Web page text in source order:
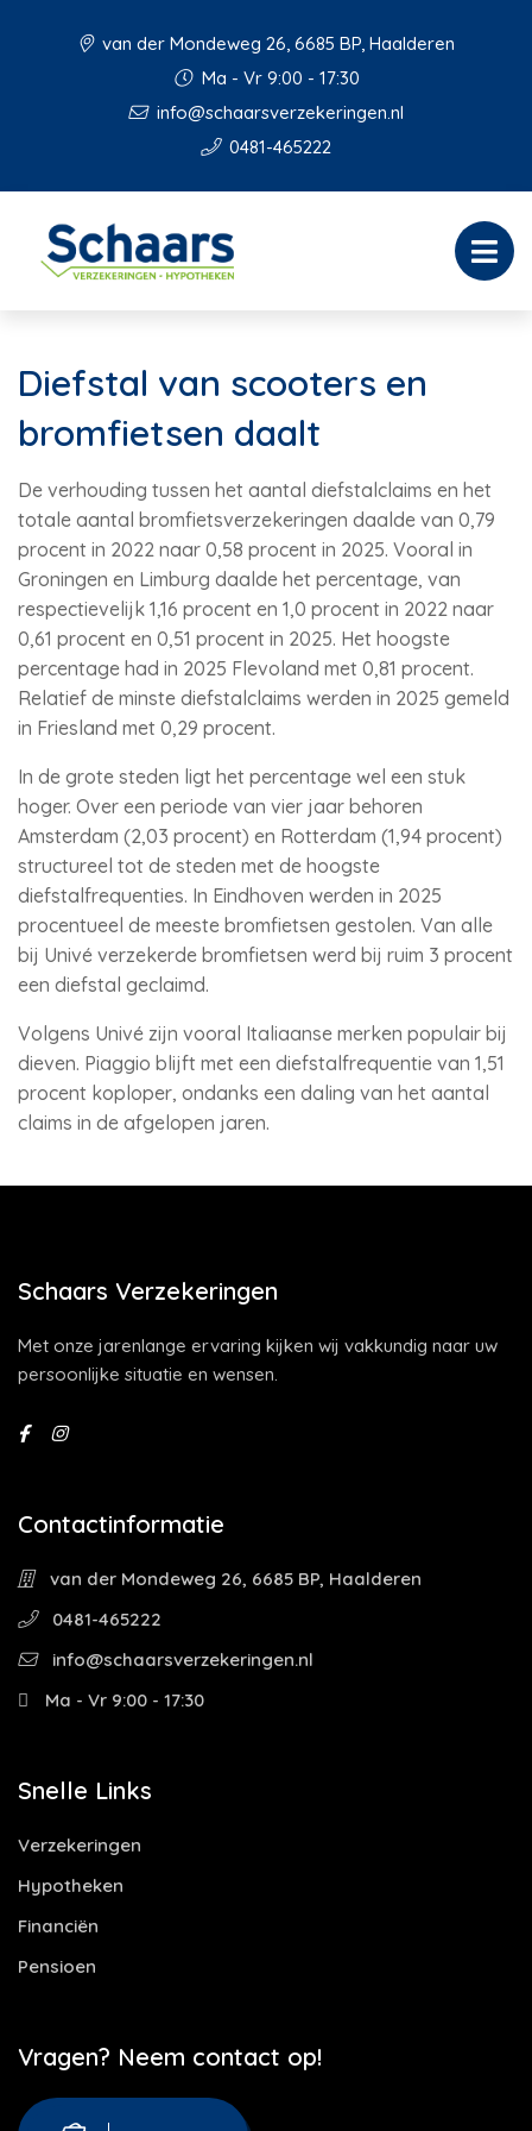
van der Mondeweg 26, 6685 BP, Haalderen
Ma - Vr 9:00 - 17:30
info@schaarsverzekeringen.nl
0481-465222
Diefstal van scooters en
bromfietsen daalt
De verhouding tussen het aantal diefstalclaims en het
totale aantal bromfietsverzekeringen daalde van 0,79
procent in 2022 naar 0,58 procent in 2025. Vooral in
Groningen en Limburg daalde het percentage, van
respectievelijk 1,16 procent en 1,0 procent in 2022 naar
0,61 procent en 0,51 procent in 2025. Het hoogste
percentage had in 2025 Flevoland met 0,81 procent.
Relatief de minste diefstalclaims werden in 2025 gemeld
in Friesland met 0,29 procent.
In de grote steden ligt het percentage wel een stuk
hoger. Over een periode van vier jaar behoren
Amsterdam (2,03 procent) en Rotterdam (1,94 procent)
structureel tot de steden met de hoogste
diefstalfrequenties. In Eindhoven werden in 2025
procentueel de meeste bromfietsen gestolen. Van alle
bij Univé verzekerde bromfietsen werd bij ruim 3 procent
een diefstal geclaimd.
Volgens Univé zijn vooral Italiaanse merken populair bij
dieven. Piaggio blijft met een diefstalfrequentie van 1,51
procent koploper, ondanks een daling van het aantal
claims in de afgelopen jaren.
Schaars Verzekeringen
Met onze jarenlange ervaring kijken wij vakkundig naar uw
persoonlijke situatie en wensen.
Contactinformatie
van der Mondeweg 26, 6685 BP, Haalderen
0481-465222
info@schaarsverzekeringen.nl
Ma - Vr 9:00 - 17:30
Snelle Links
Verzekeringen
Hypotheken
Financiën
Pensioen
Vragen? Neem contact op!